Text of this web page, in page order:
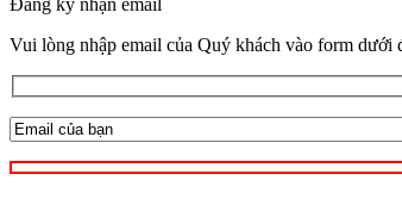
Vui lòng nhập email của Quý khách vào form dưới